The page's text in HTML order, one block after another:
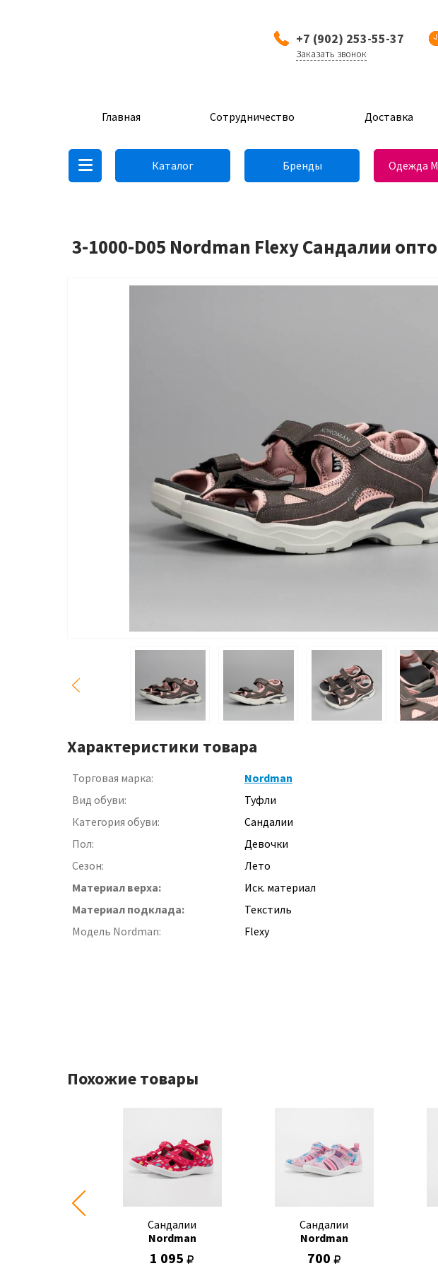
+7 (902) 253-55-37
Заказать звонок
Главная Сотрудничество Доставка
Каталог Бренды Одежда
3-1000-D05 Nordman Flexy Сандалии
Характеристики товара
Торговая марка:
Nordman
Вид обуви:
Туфли
Категория обуви:
Сандалии
Пол:
Девочки
Сезон:
Лето
Материал верха:
Иск. материал
Материал подклада:
Текстиль
Модель Nordman:
Flexy
Похожие товары
Сандалии
Nordman
1 095
Сандалии
Nordman
700